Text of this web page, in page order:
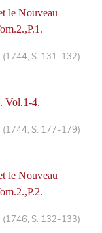
le Nouveau
(1744, S. 131-132)
Vol.1-4.
(1744, S. 177-179)
le Nouveau
(1746, S. 132-133)